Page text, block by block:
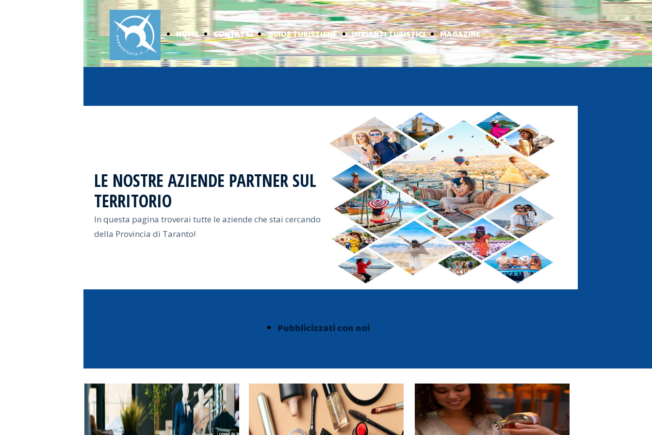
HOME CONTATTI GUIDE TURISTICHE IMPIANTI TURISTICI MAGAZINE
LE NOSTRE AZIENDE PARTNER SUL
TERRITORIO
In questa pagina troverai tutte le aziende che stai cercando
della Provincia di Taranto!
Pubblicizzati con noi